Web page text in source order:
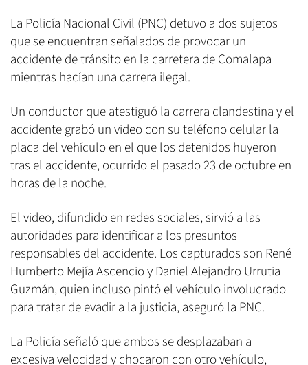
La Policía Nacional Civil (PNC) detuvo a dos sujetos
que se encuentran señalados de provocar un
accidente de tránsito en la carretera de Comalapa
mientras hacían una carrera ilegal.
Un conductor que atestiguó la carrera clandestina y el
accidente grabó un video con su teléfono celular la
placa del vehículo en el que los detenidos huyeron
tras el accidente, ocurrido el pasado 23 de octubre en
horas de la noche.
El video, difundido en redes sociales, sirvió a las
autoridades para identificar a los presuntos
responsables del accidente. Los capturados son René
Humberto Mejía Ascencio y Daniel Alejandro Urrutia
Guzmán, quien incluso pintó el vehículo involucrado
para tratar de evadir a la justicia, aseguró la PNC.
La Policía señaló que ambos se desplazaban a
excesiva velocidad y chocaron con otro vehículo,